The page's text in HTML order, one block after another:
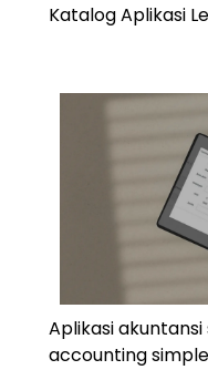
Katalog Aplikasi
Aplikasi
accounting simple